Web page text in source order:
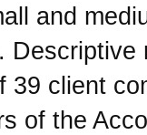
and
39 client
of the